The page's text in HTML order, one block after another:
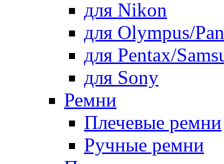
для Nikon
для Olympus/
для Pentax/
для Sony
Ремни
Плечевые ремни
Ручные ремни